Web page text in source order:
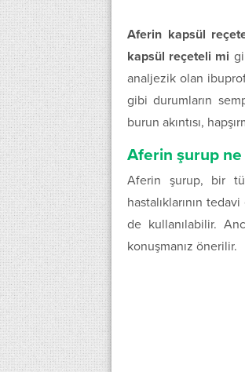
Aferin kapsül
kapsül reçeteli mi
analjezik olan
gibi durumların
burun akıntısı,
Aferin şurup
Aferin şurup, bir
hastalıklarının
de kullanılabilir.
konuşmanız önerilir.